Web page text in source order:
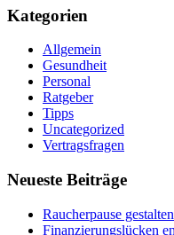
Kategorien
Allgemein
Gesundheit
Personal
Ratgeber
Tipps
Uncategorized
Vertragsfragen
Neueste Beiträge
Raucherpause
Finanzierungslücken